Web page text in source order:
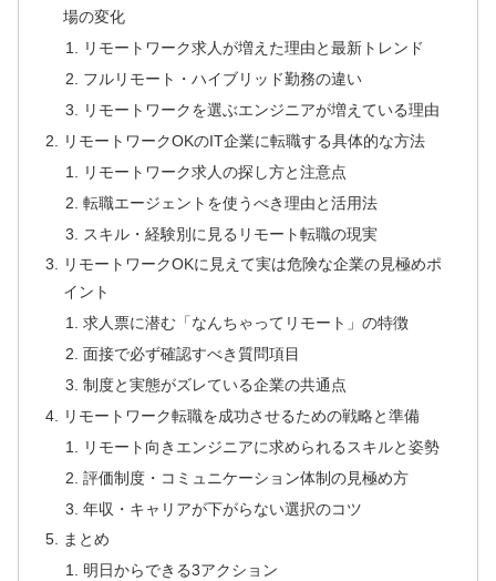
場の変化
リモートワーク求人が増えた理由と最新トレンド
フルリモート・ハイブリッド勤務の違い
リモートワークを選ぶエンジニアが増えている理由
リモートワークOKのIT企業に転職する具体的な方法
リモートワーク求人の探し方と注意点
転職エージェントを使うべき理由と活用法
スキル・経験別に見るリモート転職の現実
リモートワークOKに見えて実は危険な企業の見極めポ
イント
求人票に潜む「なんちゃってリモート」の特徴
面接で必ず確認すべき質問項目
制度と実態がズレている企業の共通点
リモートワーク転職を成功させるための戦略と準備
リモート向きエンジニアに求められるスキルと姿勢
評価制度・コミュニケーション体制の見極め方
年収・キャリアが下がらない選択のコツ
まとめ
明日からできる3アクション